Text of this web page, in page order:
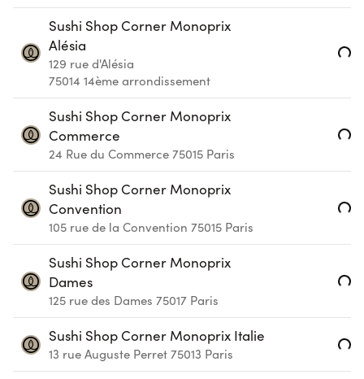
Sushi Shop Corner Monoprix
Alésia
129 rue d'Alésia
75014 14ème arrondissement
Loading...
Sushi Shop Corner Monoprix
Commerce
24 Rue du Commerce 75015 Paris Loading...
Sushi Shop Corner Monoprix
Convention
105 rue de la Convention 75015 Paris Loading...
Sushi Shop Corner Monoprix
Dames
125 rue des Dames 75017 Paris Loading...
Sushi Shop Corner Monoprix Italie
13 rue Auguste Perret 75013 Paris Loading...